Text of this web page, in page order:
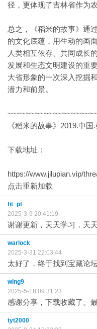
径，更体现了吉林省作为
总之，《稻米的故事》通
的文化底蕴，用生动的画
人类相互依存、共同成长
发展和生态文明建设的重
大省形象的一次深入挖掘
潜力和前景。
《稻米的故事》2019.中
下载地址：
https://www.jilupian.vip/
点击重新加载
fit_pt
2025-3-9 20:41:19
谢谢更新，天天学习，天
warlock
2025-3-31 22:03:44
太好了，终于找到宝藏论
wing9
2025-5-18 09:31:23
感谢分享，下载收藏了。
tyt2000